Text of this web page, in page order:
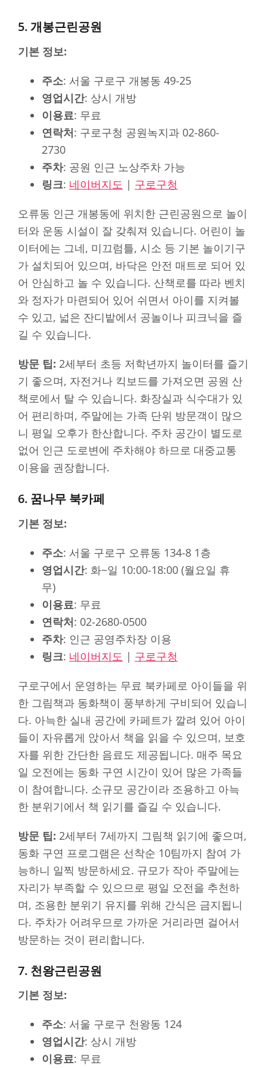
5. 개봉근린공원
기본 정보:
주소: 서울 구로구 개봉동 49-25
영업시간: 상시 개방
이용료: 무료
연락처: 구로구청 공원녹지과 02-860-
2730
주차: 공원 인근 노상주차 가능
링크: 네이버지도 | 구로구청
오류동 인근 개봉동에 위치한 근린공원으로 놀이
터와 운동 시설이 잘 갖춰져 있습니다. 어린이 놀
이터에는 그네, 미끄럼틀, 시소 등 기본 놀이기구
가 설치되어 있으며, 바닥은 안전 매트로 되어 있
어 안심하고 놀 수 있습니다. 산책로를 따라 벤치
와 정자가 마련되어 있어 쉬면서 아이를 지켜볼
수 있고, 넓은 잔디밭에서 공놀이나 피크닉을 즐
길 수 있습니다.
방문 팁: 2세부터 초등 저학년까지 놀이터를 즐기
기 좋으며, 자전거나 킥보드를 가져오면 공원 산
책로에서 탈 수 있습니다. 화장실과 식수대가 있
어 편리하며, 주말에는 가족 단위 방문객이 많으
니 평일 오후가 한산합니다. 주차 공간이 별도로
없어 인근 도로변에 주차해야 하므로 대중교통
이용을 권장합니다.
6. 꿈나무 북카페
기본 정보:
주소: 서울 구로구 오류동 134-8 1층
영업시간: 화~일 10:00-18:00 (월요일 휴
무)
이용료: 무료
연락처: 02-2680-0500
주차: 인근 공영주차장 이용
링크: 네이버지도 | 구로구청
구로구에서 운영하는 무료 북카페로 아이들을 위
한 그림책과 동화책이 풍부하게 구비되어 있습니
다. 아늑한 실내 공간에 카페트가 깔려 있어 아이
들이 자유롭게 앉아서 책을 읽을 수 있으며, 보호
자를 위한 간단한 음료도 제공됩니다. 매주 목요
일 오전에는 동화 구연 시간이 있어 많은 가족들
이 참여합니다. 소규모 공간이라 조용하고 아늑
한 분위기에서 책 읽기를 즐길 수 있습니다.
방문 팁: 2세부터 7세까지 그림책 읽기에 좋으며,
동화 구연 프로그램은 선착순 10팀까지 참여 가
능하니 일찍 방문하세요. 규모가 작아 주말에는
자리가 부족할 수 있으므로 평일 오전을 추천하
며, 조용한 분위기 유지를 위해 간식은 금지됩니
다. 주차가 어려우므로 가까운 거리라면 걸어서
방문하는 것이 편리합니다.
7. 천왕근린공원
기본 정보:
주소: 서울 구로구 천왕동 124
영업시간: 상시 개방
이용료: 무료